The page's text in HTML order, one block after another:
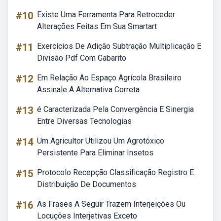
#10 Existe Uma Ferramenta Para Retroceder
Alterações Feitas Em Sua Smartart
#11
Exercícios De Adição Subtração Multiplicação E
Divisão Pdf Com Gabarito
#12 Em Relação Ao Espaço Agrícola Brasileiro
Assinale A Alternativa Correta
#13 é Caracterizada Pela Convergência E Sinergia
Entre Diversas Tecnologias
#14 Um Agricultor Utilizou Um Agrotóxico
Persistente Para Eliminar Insetos
#15 Protocolo Recepção Classificação Registro E
Distribuição De Documentos
#16 As Frases A Seguir Trazem Interjeições Ou
Locuções Interjetivas Exceto